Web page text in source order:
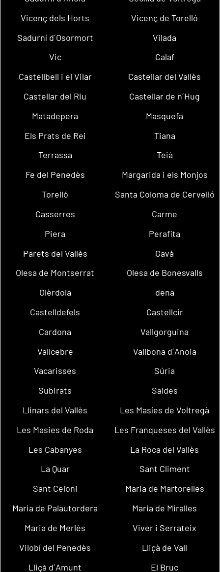
Vicenç dels Horts
Vicenç de Torelló
Sadurní d´Osormort
Vilada
Vic
Calaf
Castellbell i el Vilar
Castellar del Vallès
Castellar del Riu
Castellar de n´Hug
Matadepera
Masquefa
Els Prats de Rei
Tiana
Terrassa
Teià
Fe del Penedès
Margarida i els Monjos
Torelló
Santa Coloma de Cervelló
Casserres
Carme
Piera
Perafita
Parets del Vallès
Gavà
Olesa de Montserrat
Olesa de Bonesvalls
Olèrdola
dena
Castelldefels
Castellcir
Cardona
Vallgorguina
Vallcebre
Vallbona d´Anoia
Vacarisses
Súria
Subirats
Saldes
Llinars del Vallès
Les Masíes de Voltregà
Les Masies de Roda
Les Franqueses del Vallès
Les Cabanyes
La Roca del Vallès
La Quar
Sant Climent
Sant Celoni
Maria de Martorelles
Maria de Palautordera
Maria de Miralles
Maria de Merlès
Viver i Serrateix
Vilobí del Penedès
Lliçà de Vall
Lliçà d´Amunt
El Bruc